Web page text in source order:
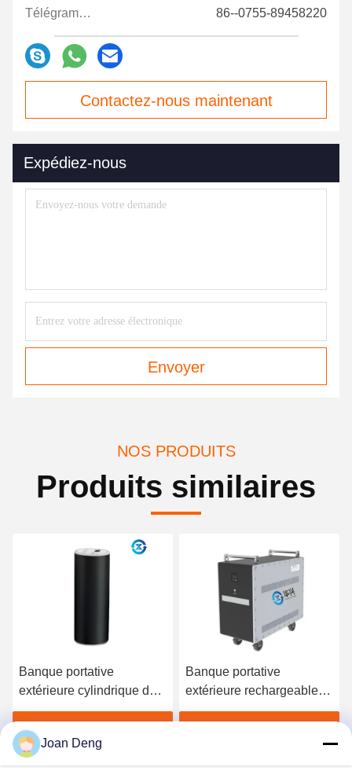
Télégramme: 86--0755-89458220
Contactez-nous maintenant
Expédiez-nous
Envoyer
NOS PRODUITS
Produits similaires
Banque portative
extérieure rechargeable
de puissance d'IP65 3KW
Obtenez le meilleur prix
L'affichage à cristaux
liquides montrent la
banque portative
C.A.
Joan Deng